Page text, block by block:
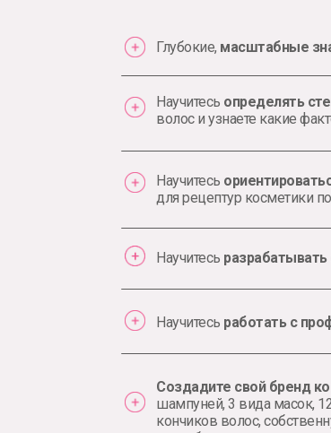
Глубокие, масштабные
Научитесь определять
волос и узнаете какие
Научитесь
для рецептур косметики
Научитесь
Научитесь работать с
Создадите свой бренд
шампуней, 3 вида масок,
кончиков волос,